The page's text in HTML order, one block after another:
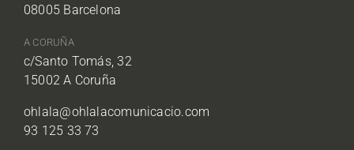
08005 Barcelona
A CORUÑA
c/Santo Tomás, 32
15002 A Coruña
ohlala@ohlalacomunicacio.com
93 125 33 73